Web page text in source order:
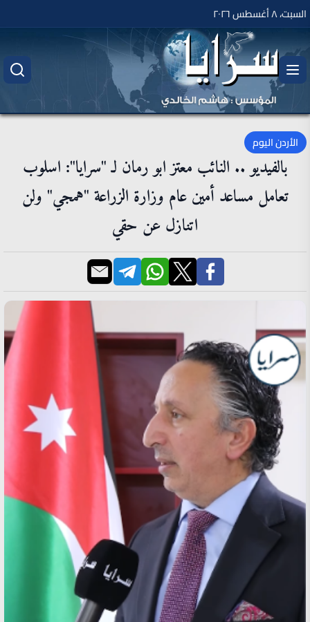
السبت، ٨ أغسطس ٢٠٢٦
الأردن اليوم
بالفيديو .. النائب معتز ابو رمان لـ "سرايا": اسلوب
تعامل مساعد أمين عام وزارة الزراعة "همجي" ولن
اتنازل عن حقي